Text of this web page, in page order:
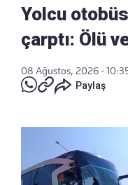
Yolcu
çarptı: Ölü
08 Ağustos, 2026 -
Paylaş